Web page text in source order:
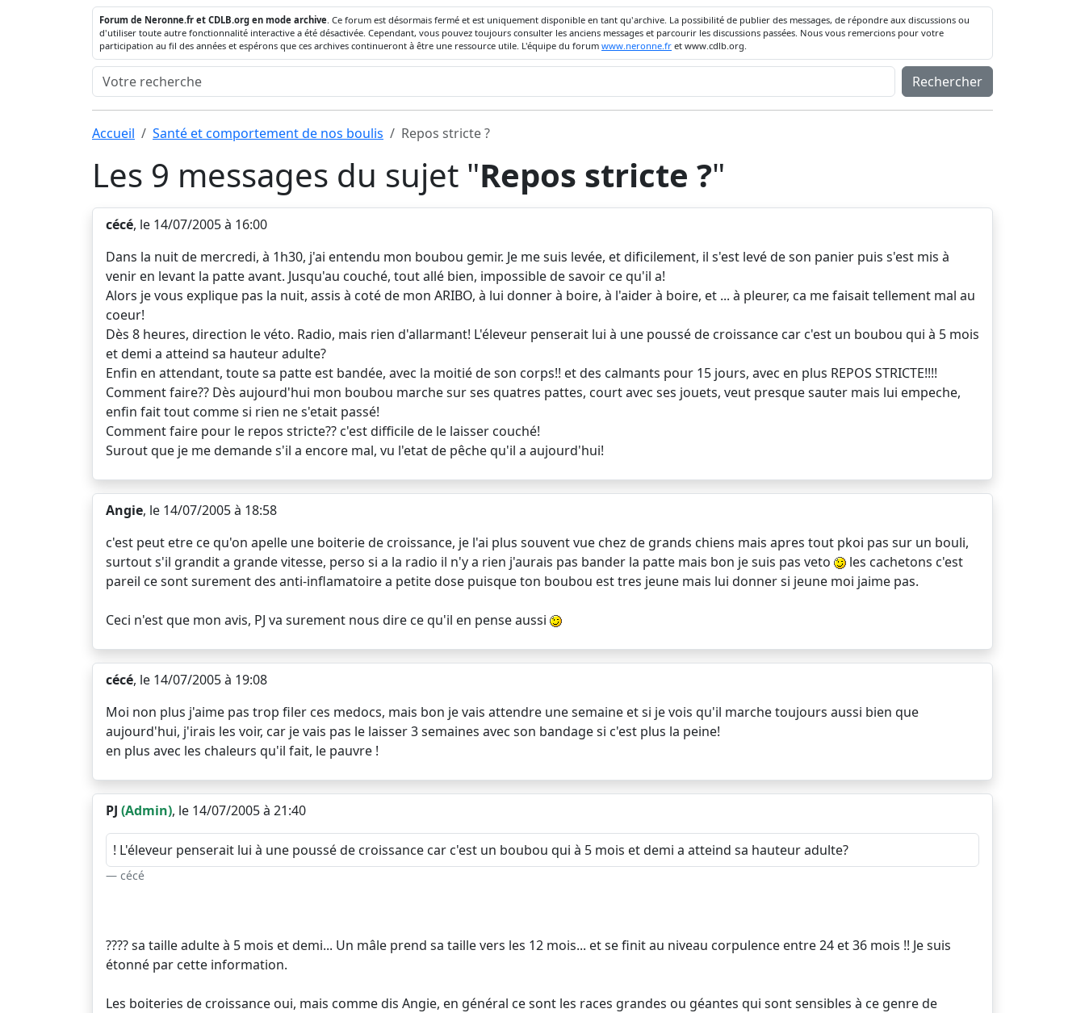
Forum de Neronne.fr et CDLB.org en mode archive. Ce forum est désormais fermé et est uniquement disponible en tant qu'archive. La possibilité de publier des messages, de répondre aux discussions ou
d'utiliser toute autre fonctionnalité interactive a été désactivée. Cependant, vous pouvez toujours consulter les anciens messages et parcourir les discussions passées. Nous vous remercions pour votre
participation au fil des années et espérons que ces archives continueront à être une ressource utile. L'équipe du forum www.neronne.fr et www.cdlb.org.
Rechercher
Accueil Santé et comportement de nos boulis Repos stricte ?
Les 9 messages du sujet "Repos stricte ?"
cécé, le 14/07/2005 à 16:00
Dans la nuit de mercredi, à 1h30, j'ai entendu mon boubou gemir. Je me suis levée, et dificilement, il s'est levé de son panier puis s'est mis à
venir en levant la patte avant. Jusqu'au couché, tout allé bien, impossible de savoir ce qu'il a!
Alors je vous explique pas la nuit, assis à coté de mon ARIBO, à lui donner à boire, à l'aider à boire, et ... à pleurer, ca me faisait tellement mal au
coeur!
Dès 8 heures, direction le véto. Radio, mais rien d'allarmant! L'éleveur penserait lui à une poussé de croissance car c'est un boubou qui à 5 mois
et demi a atteind sa hauteur adulte?
Enfin en attendant, toute sa patte est bandée, avec la moitié de son corps!! et des calmants pour 15 jours, avec en plus REPOS STRICTE!!!!
Comment faire?? Dès aujourd'hui mon boubou marche sur ses quatres pattes, court avec ses jouets, veut presque sauter mais lui empeche,
enfin fait tout comme si rien ne s'etait passé!
Comment faire pour le repos stricte?? c'est difficile de le laisser couché!
Surout que je me demande s'il a encore mal, vu l'etat de pêche qu'il a aujourd'hui!
Angie, le 14/07/2005 à 18:58
c'est peut etre ce qu'on apelle une boiterie de croissance, je l'ai plus souvent vue chez de grands chiens mais apres tout pkoi pas sur un bouli,
surtout s'il grandit a grande vitesse, perso si a la radio il n'y a rien j'aurais pas bander la patte mais bon je suis pas veto
les cachetons c'est
pareil ce sont surement des anti-inflamatoire a petite dose puisque ton boubou est tres jeune mais lui donner si jeune moi jaime pas.
Ceci n'est que mon avis, PJ va surement nous dire ce qu'il en pense aussi
cécé, le 14/07/2005 à 19:08
Moi non plus j'aime pas trop filer ces medocs, mais bon je vais attendre une semaine et si je vois qu'il marche toujours aussi bien que
aujourd'hui, j'irais les voir, car je vais pas le laisser 3 semaines avec son bandage si c'est plus la peine!
en plus avec les chaleurs qu'il fait, le pauvre !
PJ (Admin), le 14/07/2005 à 21:40
! L'éleveur penserait lui à une poussé de croissance car c'est un boubou qui à 5 mois et demi a atteind sa hauteur adulte?
cécé
???? sa taille adulte à 5 mois et demi... Un mâle prend sa taille vers les 12 mois... et se finit au niveau corpulence entre 24 et 36 mois !! Je suis
étonné par cette information.
Les boiteries de croissance oui, mais comme dis Angie, en général ce sont les races grandes ou géantes qui sont sensibles à ce genre de